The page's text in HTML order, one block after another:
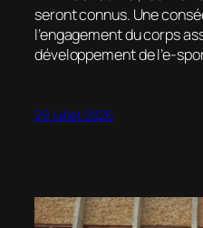
seront connus. Une
l’engagement du corps
développement de l’e-
29 juillet 2026